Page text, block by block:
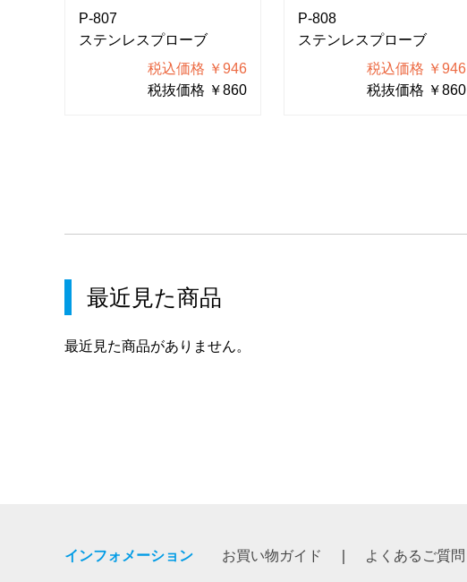
P-807
ステンレスプローブ
税込価格 ￥946
税抜価格 ￥860
P-808
ステンレスプローブ
税込価格 ￥946
税抜価格 ￥860
最近見た商品
最近見た商品がありません。
インフォメーション お買い物ガイド よくあるご質問